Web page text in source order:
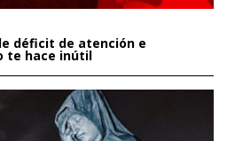
déficit de atención e
te hace inútil